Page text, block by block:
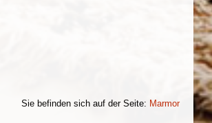
Sie befinden sich auf der Seite: Marmor